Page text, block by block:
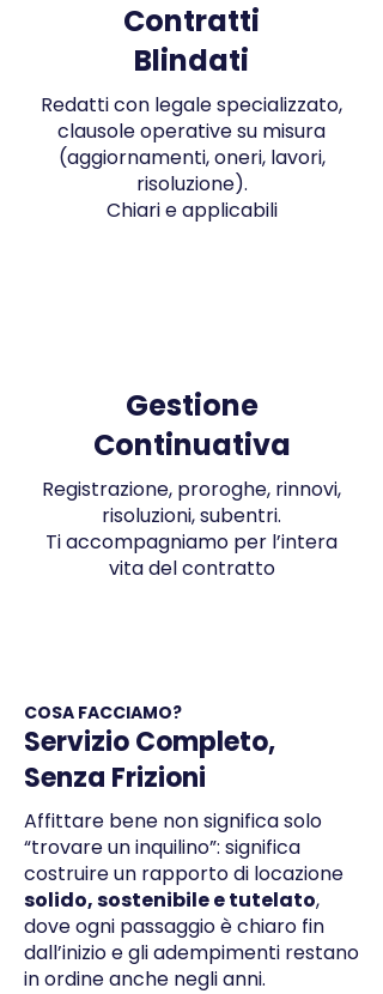
Contratti
Blindati
Redatti con legale specializzato,
clausole operative su misura
(aggiornamenti, oneri, lavori,
risoluzione).
Chiari e applicabili
Gestione
Continuativa
Registrazione, proroghe, rinnovi,
risoluzioni, subentri.
Ti accompagniamo per l’intera
vita del contratto
COSA FACCIAMO?
Servizio Completo,
Senza Frizioni
Affittare bene non significa solo
“trovare un inquilino”: significa
costruire un rapporto di locazione
solido, sostenibile e tutelato,
dove ogni passaggio è chiaro fin
dall’inizio e gli adempimenti restano
in ordine anche negli anni.